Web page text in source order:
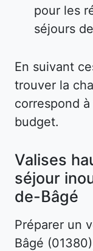
pour les
séjours
En suivant
trouver la
correspond
budget.
Valises
séjour
de-Bâgé
Préparer un
Bâgé